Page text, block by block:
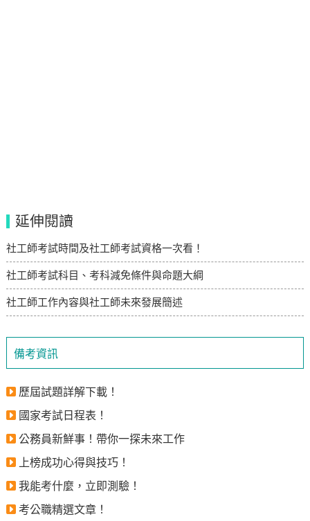
備考資訊
歷屆試題詳解下載！
國家考試日程表！
公務員新鮮事！帶你一探未來工作
上榜成功心得與技巧！
我能考什麼，立即測驗！
考公職精選文章！
延伸閱讀
社工師考試時間及社工師考試資格一次看！
社工師考試科目、考科減免條件與命題大綱
社工師工作內容與社工師未來發展簡述